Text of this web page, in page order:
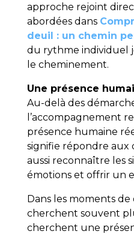
approche rejoint
abordées dans
deuil : un chemin
du rythme individuel
le cheminement.
Une présence
Au-delà des
l’accompagnement
présence humaine
signifie répondre aux
aussi reconnaître les
émotions et offrir un
Dans les moments de
cherchent souvent
cherchent une